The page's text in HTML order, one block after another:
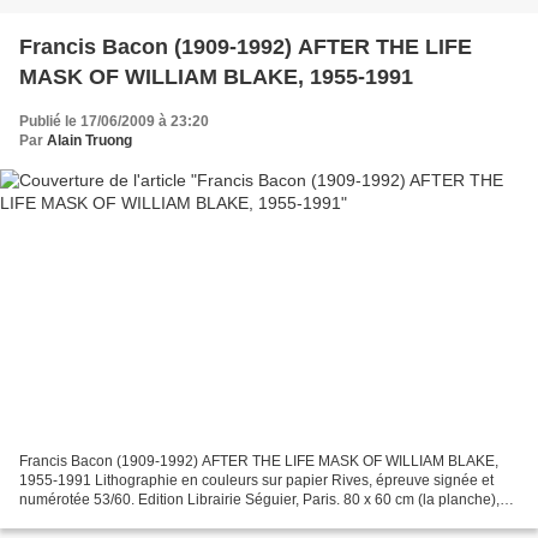
Francis Bacon (1909-1992) AFTER THE LIFE
MASK OF WILLIAM BLAKE, 1955-1991
Publié le 17/06/2009 à 23:20
Par Alain Truong
Francis Bacon (1909-1992) AFTER THE LIFE MASK OF WILLIAM BLAKE,
1955-1991 Lithographie en couleurs sur papier Rives, épreuve signée et
numérotée 53/60. Edition Librairie Séguier, Paris. 80 x 60 cm (la planche),